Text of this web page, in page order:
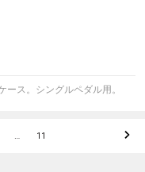
ース。シングルペダル用。
… 11